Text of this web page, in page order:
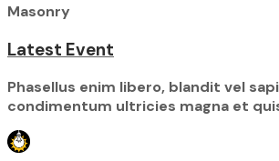
Masonry
Latest Event
Phasellus enim libero, blandit vel
condimentum ultricies magna et